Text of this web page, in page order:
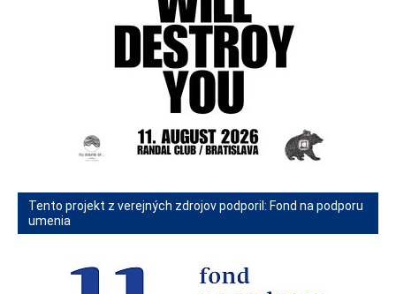
Tento projekt z verejných zdrojov podporil: Fond na podporu
umenia